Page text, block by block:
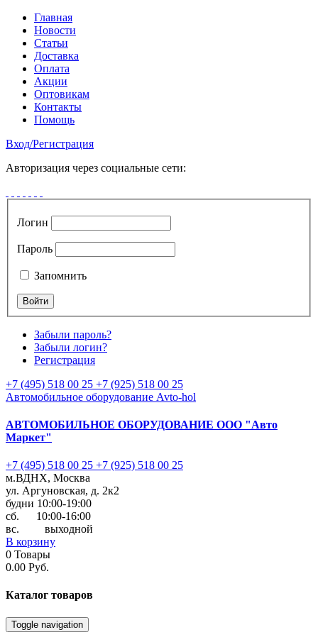
Главная
Новости
Статьи
Доставка
Оплата
Акции
Оптовикам
Контакты
Помощь
Вход/Регистрация
Авторизация через социальные сети:
Логин
Пароль
Запомнить
Забыли пароль?
Забыли логин?
Регистрация
+7 (495) 518 00 25 +7 (925) 518 00 25
Автомобильное оборудование Avto-hol
АВТОМОБИЛЬНОЕ ОБОРУДОВАНИЕ ООО "Авто
Маркет"
+7 (495) 518 00 25 +7 (925) 518 00 25
м.ВДНХ, Москва
ул. Аргуновская, д. 2к2
будни 10:00-19:00
cб. 10:00-16:00
вс. выходной
В корзину
0 Товары
0.00 Руб.
Каталог товаров
Toggle navigation